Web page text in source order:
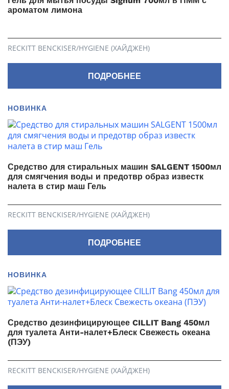
ароматом лимона
RECKITT BENCKISER/HYGIENE (ХАЙДЖЕН)
ПОДРОБНЕЕ
НОВИНКА
Средство для стиральных машин SALGENT 1500мл
для смягчения воды и предотвр образ известк
налета в стир маш Гель
RECKITT BENCKISER/HYGIENE (ХАЙДЖЕН)
ПОДРОБНЕЕ
НОВИНКА
Средство дезинфицирующее CILLIT Bang 450мл
для туалета Анти-налет+Блеск Свежесть океана
(ПЭУ)
RECKITT BENCKISER/HYGIENE (ХАЙДЖЕН)